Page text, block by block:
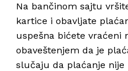
Na bančinom sajtu
kartice i obavljate
uspešna bićete vraćeni
obaveštenjem da je
slučaju da plaćanje nije